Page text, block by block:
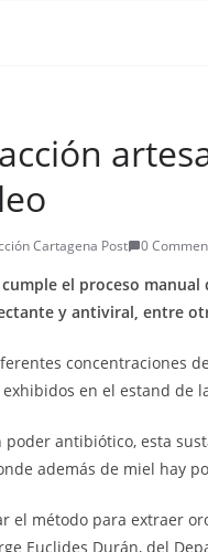
Cartagena Post 0
cumple el proceso
y antiviral, entre
concentraciones
exhibidos en el estand de
poder antibiótico, esta
además de miel hay
el método para extraer
Euclides Durán, del